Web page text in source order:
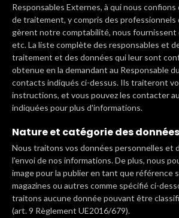
Responsables Externes, à qui nous
de traitement, y compris des professionnels
gèrent notre comptabilité, nous fournissent
etc. La liste complète des responsables et
traitement et des données qui leur sont
obtenue en la demandant au Responsable
contacts indiqués ci-dessus. Ils traiteront
instructions, et vous pouvez les contacter
indiquées pour plus d'informations.
Nature et catégorie des
Nous traitons vos données personnelles et
l'envoi de nos informations. De plus, nous
image pour la publier en tant que référence
magazines ou autres comme spécifié ci-
traitons aucune donnée pouvant être
(art. 9 Règlement UE2016/679).